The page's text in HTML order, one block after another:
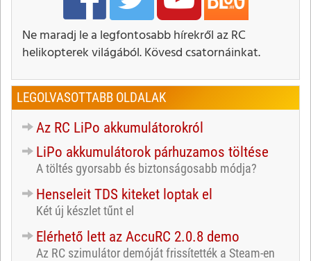
Ne maradj le a legfontosabb hírekről az RC
helikopterek világából. Kövesd csatornáinkat.
LEGOLVASOTTABB OLDALAK
Az RC LiPo akkumulátorokról
LiPo akkumulátorok párhuzamos töltése
A töltés gyorsabb és biztonságosabb módja?
Henseleit TDS kiteket loptak el
Két új készlet tűnt el
Elérhető lett az AccuRC 2.0.8 demo
Az RC szimulátor demóját frissítették a Steam-en